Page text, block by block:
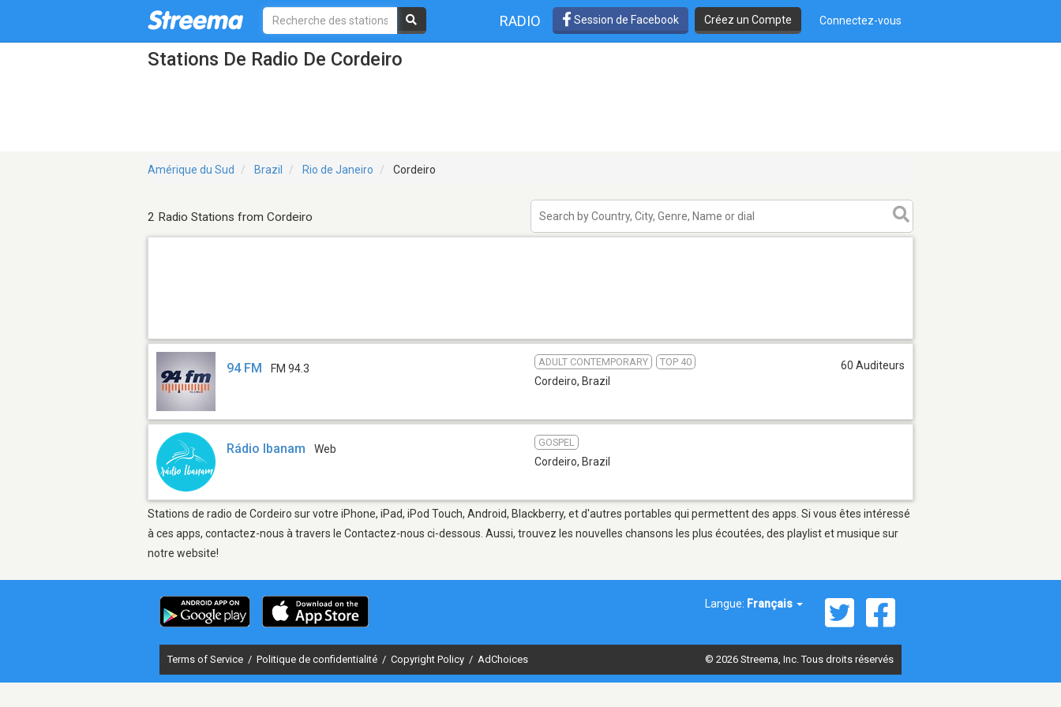
RADIO Session de Facebook Créez un Compte Connectez-vous
Stations De Radio De Cordeiro
Amérique du Sud Brazil Rio de Janeiro Cordeiro
2 Radio Stations from Cordeiro
94 FM FM 94.3
ADULT CONTEMPORARY TOP 40
Cordeiro, Brazil
60 Auditeurs
Rádio Ibanam Web
GOSPEL
Cordeiro, Brazil
Stations de radio de Cordeiro sur votre iPhone, iPad, iPod Touch, Android, Blackberry, et d'autres portables qui permettent des apps. Si vous êtes intéressé
à ces apps, contactez-nous à travers le Contactez-nous ci-dessous. Aussi, trouvez les nouvelles chansons les plus écoutées, des playlist et musique sur
notre website!
Langue: Français
Terms of Service / Politique de confidentialité / Copyright Policy / AdChoices © 2026 Streema, Inc. Tous droits réservés